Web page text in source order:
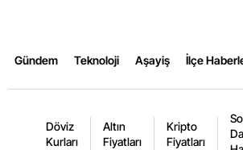
Gündem Teknoloji Aşayiş İlçe
Döviz
Kurları
Altın
Fiyatları
Kripto
Fiyatları